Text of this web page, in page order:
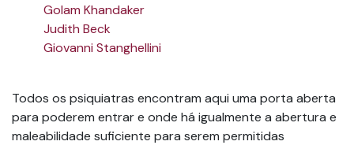
Golam Khandaker
Judith Beck
Giovanni Stanghellini
Todos os psiquiatras encontram aqui uma porta aberta
para poderem entrar e onde há igualmente a abertura e
maleabilidade suficiente para serem permitidas